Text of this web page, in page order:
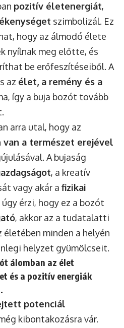
pozitív életenergiát,
szimbolizál. Ez
hogy az álmodó élete
nyílnak meg előtte, és
be erőfeszítéseiből. A
az élet, a remény és a
így a buja bozót tovább
arra utal, hogy az
van a természet erejével
A bujaság
, a kreatív
vagy akár a fizikai
érzi, hogy ez a bozót
, akkor az a tudatalatti
minden a helyén
helyzet gyümölcseit.
álomban az élet
és a pozitív energiák
potenciál
kibontakozásra vár.